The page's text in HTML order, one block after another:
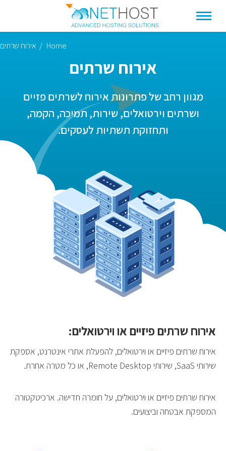
אירוח שרתים
מגוון רחב של פתרונות אירוח לשרתים פזיים
ושרתים וירטואלים, שירות, תמיכה, הקמה,
ותחזוקת תשתיות לעסקים.
You are here:Home אירוח שרתים
אירוח שרתים פיזיים או וירטואלים:
אירוח שרתים פיזיים או וירטואלים, להפעלת אתרי אינטרנט, אספקת
שירותי SaaS, שירותי Remote Desktop, או כל מטרה אחרת.
אירוח שרתים פיזיים או וירטואלים, על חומרה חדישה. ארכיטקטורה
המספקת אבטחה וביצועים.